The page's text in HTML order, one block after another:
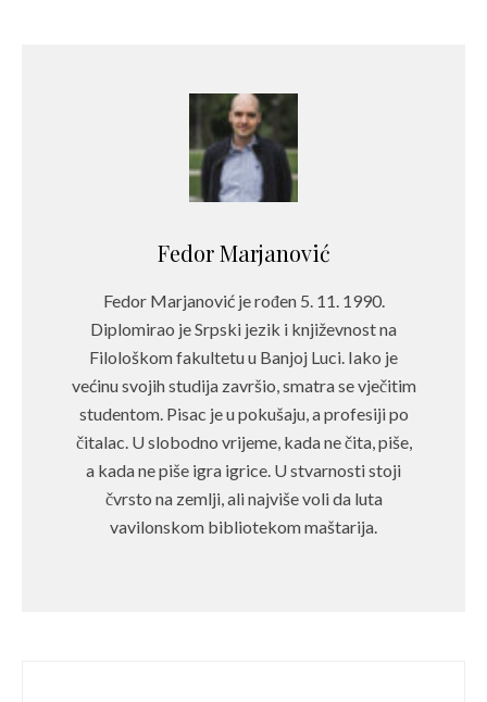
Fedor Marjanović
Fedor Marjanović je rođen 5. 11. 1990.
Diplomirao je Srpski jezik i književnost na
Filološkom fakultetu u Banjoj Luci. Iako je
većinu svojih studija završio, smatra se vječitim
studentom. Pisac je u pokušaju, a profesiji po
čitalac. U slobodno vrijeme, kada ne čita, piše,
a kada ne piše igra igrice. U stvarnosti stoji
čvrsto na zemlji, ali najviše voli da luta
vavilonskom bibliotekom maštarija.